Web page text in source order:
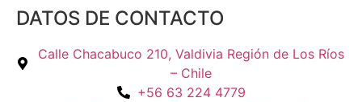
DATOS DE CONTACTO
Calle Chacabuco 210, Valdivia Región de Los Ríos
– Chile
+56 63 224 4779